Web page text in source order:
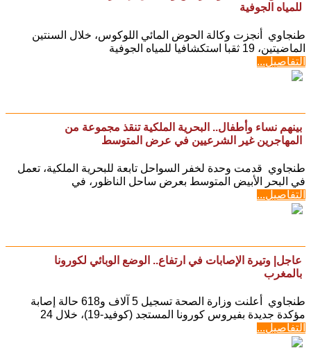
للمياه الجوفية
طنجاوي أنجزت وكالة الحوض المائي اللوكوس، خلال السنتين
الماضيتين، 19 ثقبا استكشافيا للمياه الجوفية
التفاصيل...
بينهم نساء وأطفال.. البحرية الملكية تنقذ مجموعة من
المهاجرين غير الشرعيين في عرض المتوسط
طنجاوي قدمت وحدة لخفر السواحل تابعة للبحرية الملكية، تعمل
في البحر الأبيض المتوسط بعرض ساحل الناظور، في
التفاصيل...
عاجل| وتيرة الإصابات في ارتفاع.. الوضع الوبائي لكورونا
بالمغرب
طنجاوي أعلنت وزارة الصحة تسجيل 5 آلاف و618 حالة إصابة
مؤكدة جديدة بفيروس كورونا المستجد (كوفيد-19)، خلال 24
التفاصيل...